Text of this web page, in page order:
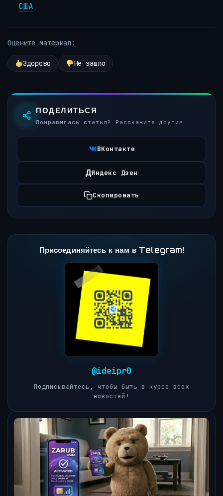
США
Оцените материал:
Здорово Не зашло
ПОДЕЛИТЬСЯ
Понравилась статья? Расскажите другим
ВКонтакте
ДЯндекс Дзен
Скопировать
Присоединяйтесь к нам в Telegram!
@ideipr0
Подписывайтесь, чтобы быть в курсе всех
новостей!